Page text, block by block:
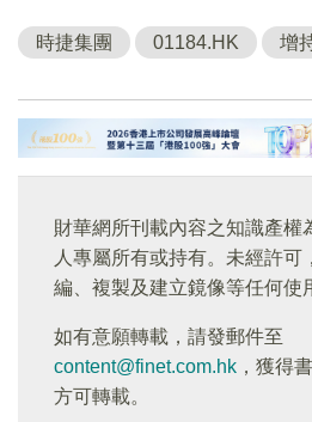
時捷集團 01184.HK 增
財華網所刊載內容之知識產權
人專屬所有或持有。未經許可
編、複製及建立鏡像等任何使
如有意願轉載，請發郵件至
content@finet.com.hk ，獲得
方可轉載。